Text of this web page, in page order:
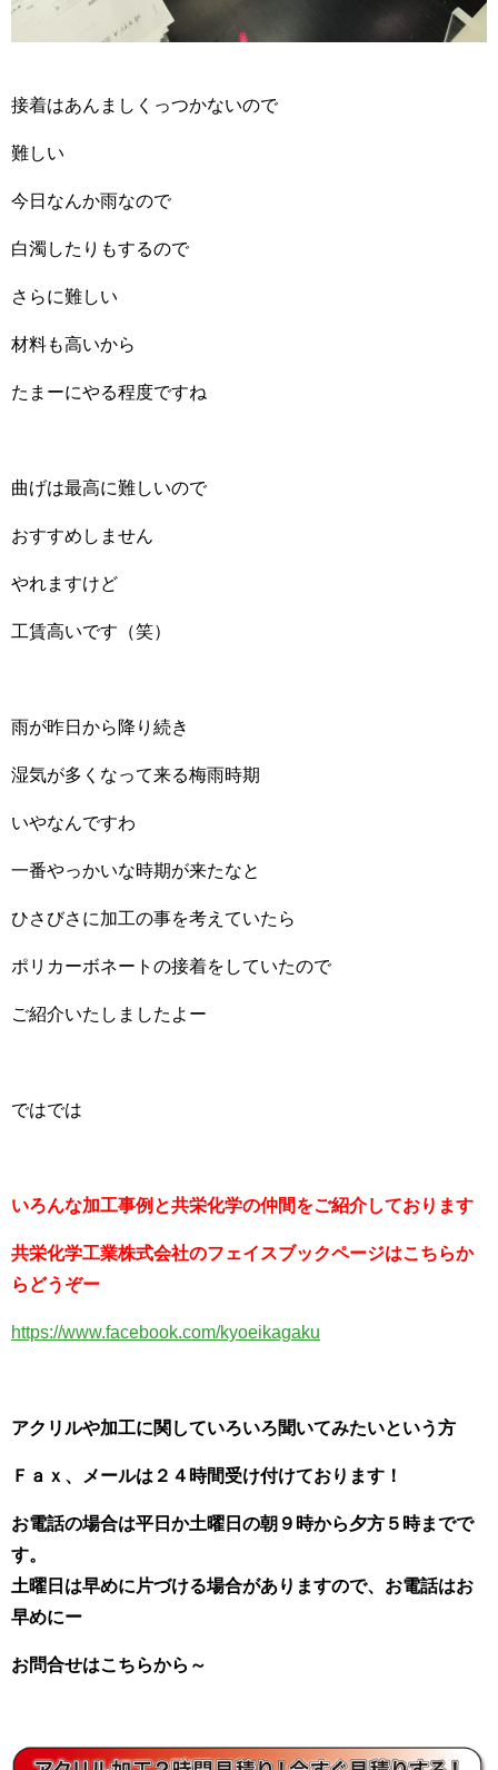
接着はあんましくっつかないので
難しい
今日なんか雨なので
白濁したりもするので
さらに難しい
材料も高いから
たまーにやる程度ですね
曲げは最高に難しいので
おすすめしません
やれますけど
工賃高いです（笑）
雨が昨日から降り続き
湿気が多くなって来る梅雨時期
いやなんですわ
一番やっかいな時期が来たなと
ひさびさに加工の事を考えていたら
ポリカーボネートの接着をしていたので
ご紹介いたしましたよー
ではでは
いろんな加工事例と共栄化学の仲間をご紹介しております
共栄化学工業株式会社のフェイスブックページはこちらか
らどうぞー
https://www.facebook.com/kyoeikagaku
アクリルや加工に関していろいろ聞いてみたいという方
Ｆａｘ、メールは２４時間受け付けております！
お電話の場合は平日か土曜日の朝９時から夕方５時までで
す。
土曜日は早めに片づける場合がありますので、お電話はお
早めにー
お問合せはこちらから～